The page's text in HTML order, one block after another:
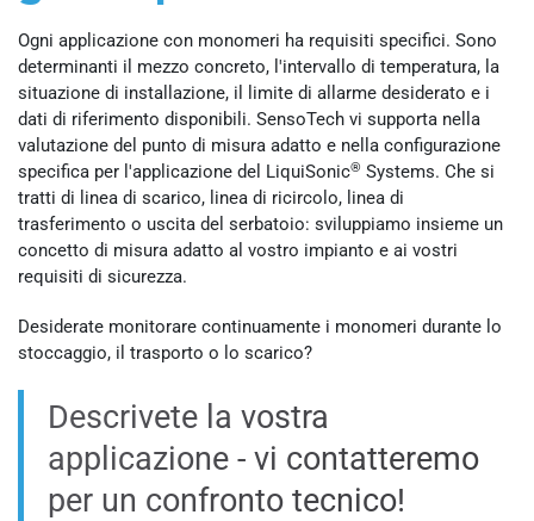
Ogni applicazione con monomeri ha requisiti specifici. Sono
determinanti il mezzo concreto, l'intervallo di temperatura, la
situazione di installazione, il limite di allarme desiderato e i
dati di riferimento disponibili. SensoTech vi supporta nella
valutazione del punto di misura adatto e nella configurazione
specifica per l'applicazione del LiquiSonic® Systems. Che si
tratti di linea di scarico, linea di ricircolo, linea di
trasferimento o uscita del serbatoio: sviluppiamo insieme un
concetto di misura adatto al vostro impianto e ai vostri
requisiti di sicurezza.
Desiderate monitorare continuamente i monomeri durante lo
stoccaggio, il trasporto o lo scarico?
Descrivete la vostra
applicazione - vi contatteremo
per un confronto tecnico!